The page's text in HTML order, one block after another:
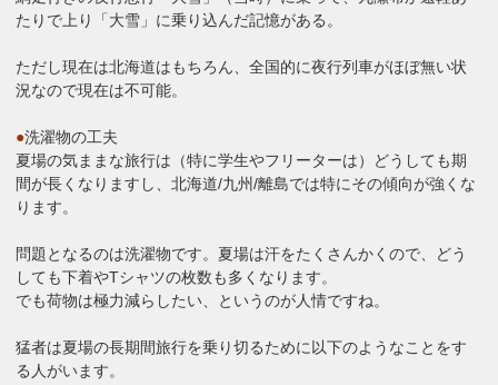
たりで上り「大雪」に乗り込んだ記憶がある。
ただし現在は北海道はもちろん、全国的に夜行列車がほぼ無い状
況なので現在は不可能。
●洗濯物の工夫
夏場の気ままな旅行は（特に学生やフリーターは）どうしても期
間が長くなりますし、北海道/九州/離島では特にその傾向が強くな
ります。
問題となるのは洗濯物です。夏場は汗をたくさんかくので、どう
しても下着やTシャツの枚数も多くなります。
でも荷物は極力減らしたい、というのが人情ですね。
猛者は夏場の長期間旅行を乗り切るために以下のようなことをす
る人がいます。